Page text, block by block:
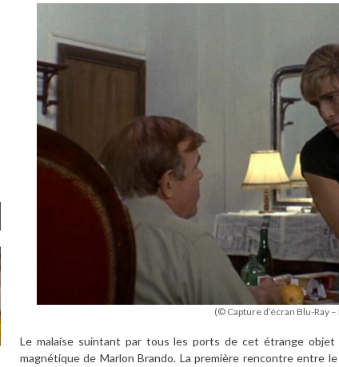
(© Capture d’écran Blu-Ray
Le malaise suintant par tous les ports de cet étrange
magnétique de Marlon Brando. La première rencontre entre le